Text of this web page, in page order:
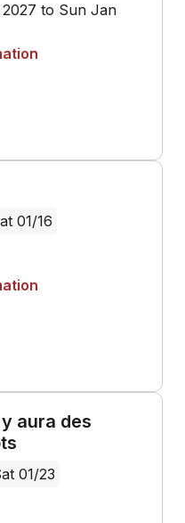
to Sun Jan
01/16
aura des
01/23